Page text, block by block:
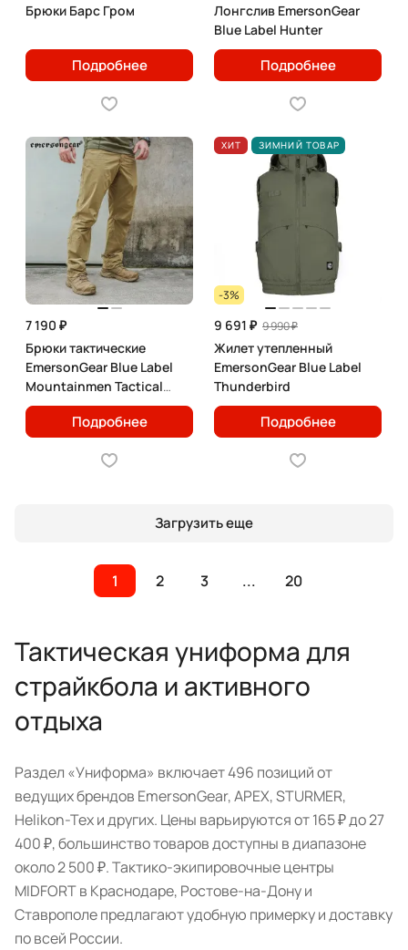
Брюки Барс Гром
Подробнее
Лонгслив EmersonGear
Blue Label Hunter
Подробнее
7 190 ₽
Брюки тактические
EmersonGear Blue Label
Mountainmen Tactical
Commute
Подробнее
ХИТ ЗИМНИЙ ТОВАР
-3%
9 691 ₽ 9 990 ₽
Жилет утепленный
EmersonGear Blue Label
Thunderbird
Подробнее
Загрузить еще
1 2 3 ... 20
Тактическая униформа для
страйкбола и активного
отдыха
Раздел «Униформа» включает 496 позиций от
ведущих брендов EmersonGear, APEX, STURMER,
Helikon-Tex и других. Цены варьируются от 165 ₽ до 27
400 ₽, большинство товаров доступны в диапазоне
около 2 500 ₽. Тактико-экипировочные центры
MIDFORT в Краснодаре, Ростове-на-Дону и
Ставрополе предлагают удобную примерку и доставку
по всей России.